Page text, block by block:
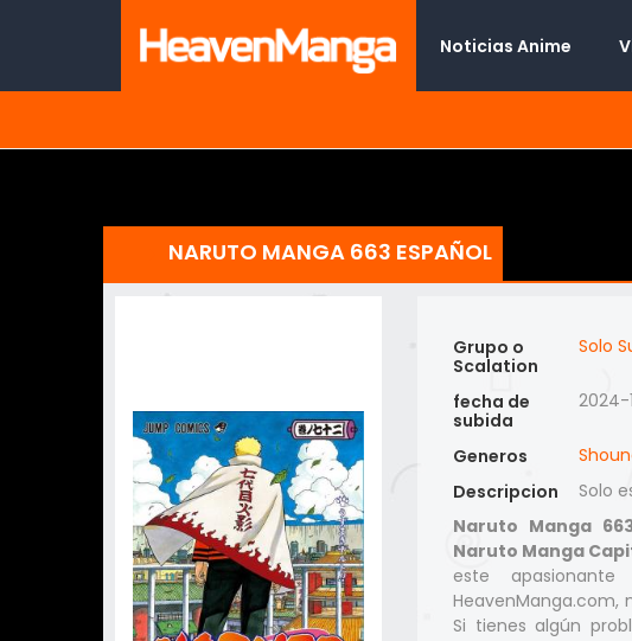
Noticias Anime
NARUTO MANGA 663 ESPAÑOL
Grupo o
Scalation
Solo
fecha de
subida
2024-
Generos
Descripcion
Solo
Naruto Manga
Naruto Manga
este
HeavenManga.com,
Si tienes algún